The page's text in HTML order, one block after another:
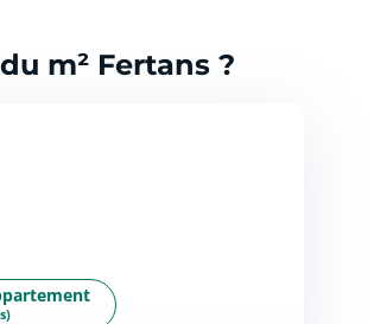
m² Fertans ?